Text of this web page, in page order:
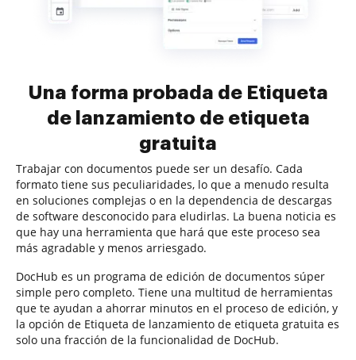
Una forma probada de Etiqueta
de lanzamiento de etiqueta
gratuita
Trabajar con documentos puede ser un desafío. Cada
formato tiene sus peculiaridades, lo que a menudo resulta
en soluciones complejas o en la dependencia de descargas
de software desconocido para eludirlas. La buena noticia es
que hay una herramienta que hará que este proceso sea
más agradable y menos arriesgado.
DocHub es un programa de edición de documentos súper
simple pero completo. Tiene una multitud de herramientas
que te ayudan a ahorrar minutos en el proceso de edición, y
la opción de Etiqueta de lanzamiento de etiqueta gratuita es
solo una fracción de la funcionalidad de DocHub.